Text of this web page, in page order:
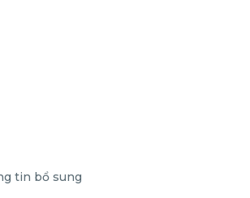
tin bổ sung